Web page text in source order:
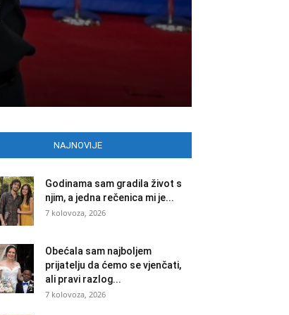
NAJNOVIJE
Godinama sam gradila život s
njim, a jedna rečenica mi je...
7 kolovoza, 2026
Obećala sam najboljem
prijatelju da ćemo se vjenčati,
ali pravi razlog...
7 kolovoza, 2026